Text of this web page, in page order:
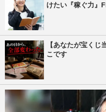
けたい『稼ぐ力』
【あなたが宝くじ
こです